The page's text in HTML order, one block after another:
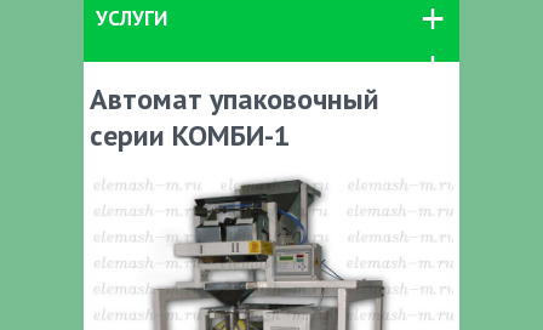
УСЛУГИ
Автомат упаковочный
серии КОМБИ-1